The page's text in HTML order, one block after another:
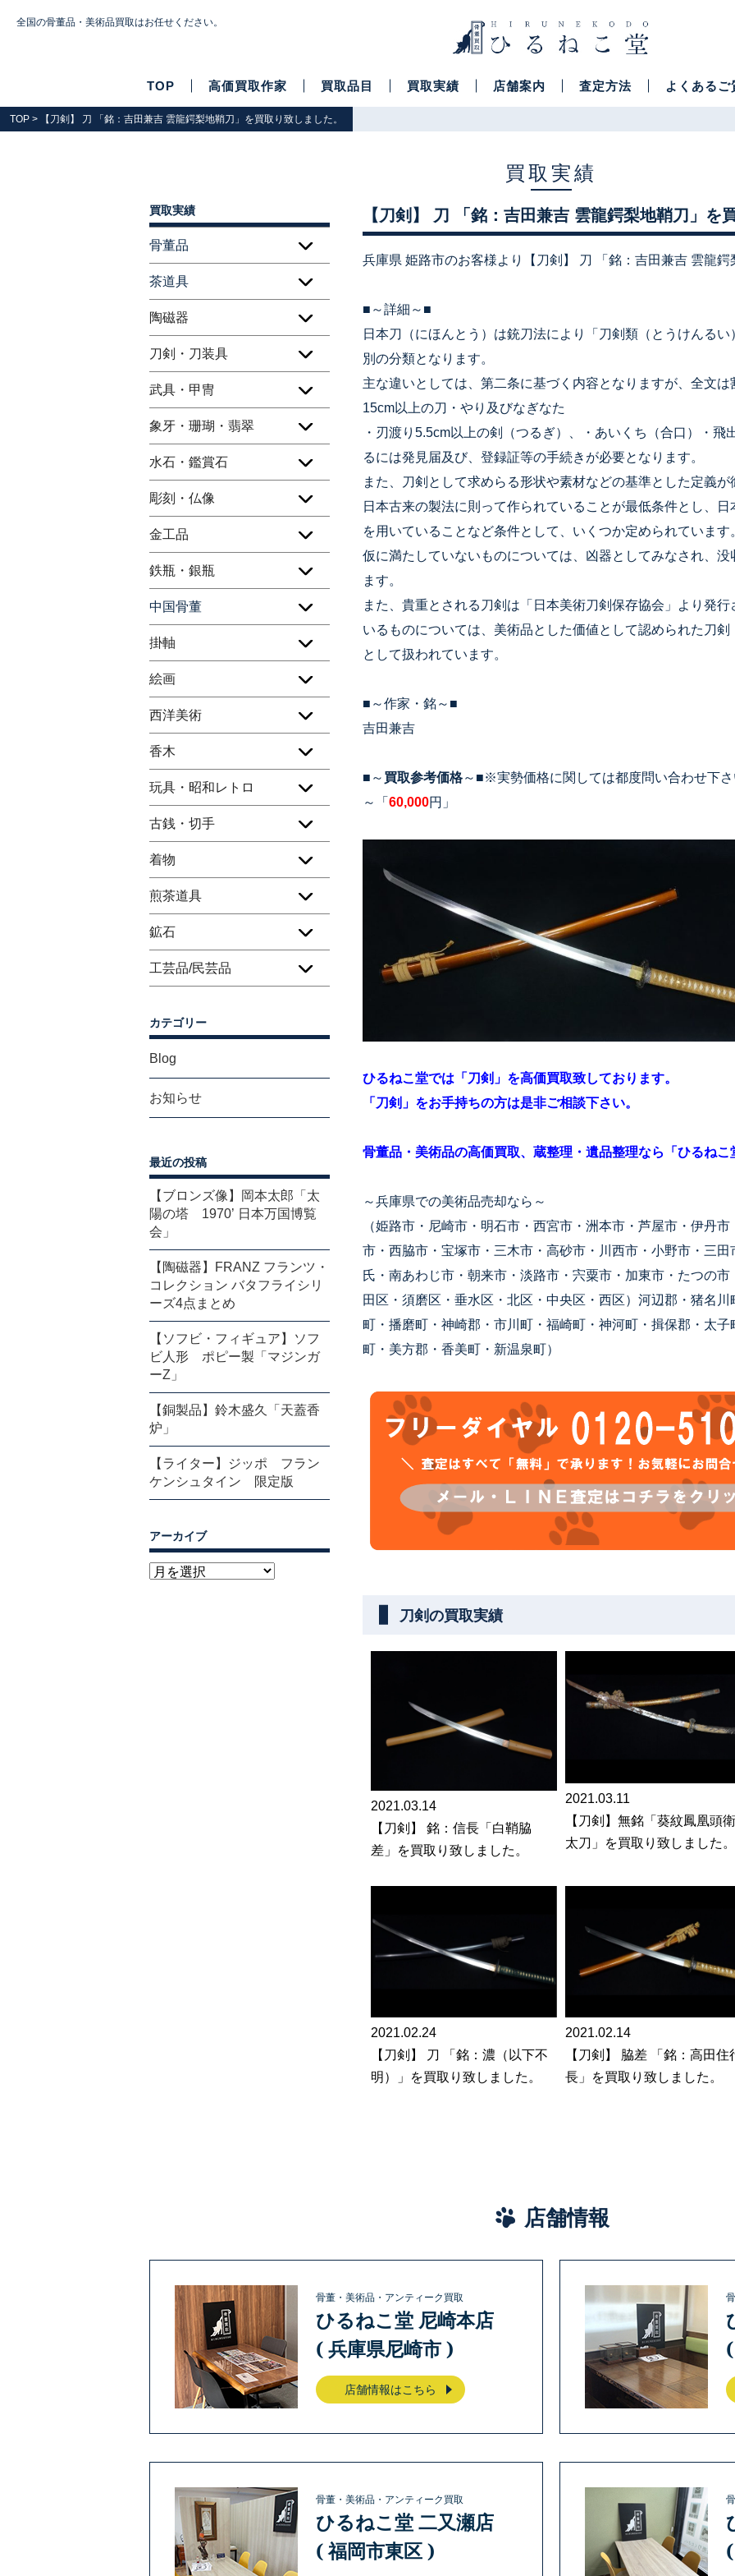
全国の骨董品・美術品買取はお任せください。
TOP 高価買取作家 買取品目 買取実績 店舗案内 査定方法 よくあるご
TOP > 【刀剣】 刀 「銘：吉田兼吉 雲龍鍔梨地鞘刀」を買取り致しました。
買取実績
【刀剣】 刀 「銘：吉田兼吉 雲龍鍔梨地鞘刀」を
兵庫県 姫路市のお客様より【刀剣】 刀 「銘：吉田兼吉 雲龍
■～詳細～■
日本刀（にほんとう）は銃刀法により「刀剣類（とうけんる
別の分類となります。
主な違いとしては、第二条に基づく内容となりますが、全文
15cm以上の刀・やり及びなぎなた
・刃渡り5.5cm以上の剣（つるぎ）、・あいくち（合口）・
るには発見届及び、登録証等の手続きが必要となります。
また、刀剣として求めらる形状や素材などの基準とした定義が
日本古来の製法に則って作られていることが最低条件とし、
を用いていることなど条件として、いくつか定められています
仮に満たしていないものについては、凶器としてみなされ、
ます。
また、貴重とされる刀剣は「日本美術刀剣保存協会」より発
いるものについては、美術品とした価値として認められた刀
として扱われています。
■～作家・銘～■
吉田兼吉
■～ 買取参考価格～■※実勢価格に関しては都度問い合わせ下
～「 60,000円」
ひるねこ堂では「刀剣」を高価買取致しております。
「刀剣」をお手持ちの方は是非ご相談下さい。
骨董品・美術品の高価買取、蔵整理・遺品整理なら「ひるね
～兵庫県での美術品売却なら～
（姫路市・尼崎市・明石市・西宮市・洲本市・芦屋市・伊丹
市・西脇市・宝塚市・三木市・高砂市・川西市・小野市・三
氏・南あわじ市・朝来市・淡路市・宍粟市・加東市・たつの
田区・須磨区・垂水区・北区・中央区・西区）河辺郡・猪名
町・播磨町・神崎郡・市川町・福崎町・神河町・揖保郡・太
町・美方郡・香美町・新温泉町）
刀剣の買取実績
2021.03.14
【刀剣】 銘：信長「白鞘脇
差」を買取り致しました。
2021.03.11
【刀剣】無銘「葵紋鳳凰頭
太刀」を買取り致しました。
2021.02.24
【刀剣】 刀 「銘：濃（以下不
明）」を買取り致しました。
2021.02.14
【刀剣】 脇差 「銘：高田住
長」を買取り致しました。
買取実績
骨董品
茶道具
陶磁器
刀剣・刀装具
武具・甲冑
象牙・珊瑚・翡翠
水石・鑑賞石
彫刻・仏像
金工品
鉄瓶・銀瓶
中国骨董
掛軸
絵画
西洋美術
香木
玩具・昭和レトロ
古銭・切手
着物
煎茶道具
鉱石
工芸品/民芸品
カテゴリー
Blog
お知らせ
最近の投稿
【ブロンズ像】岡本太郎「太
陽の塔 1970’ 日本万国博覧
会」
【陶磁器】FRANZ フランツ・
コレクション バタフライシリ
ーズ4点まとめ
【ソフビ・フィギュア】ソフ
ビ人形 ポピー製「マジンガ
ーZ」
【銅製品】鈴木盛久「天蓋香
炉」
【ライター】ジッポ フラン
ケンシュタイン 限定版
アーカイブ
店舗情報
骨董・美術品・アンティーク買取
ひるねこ堂 尼崎本店
( 兵庫県尼崎市 )
店舗情報はこちら
骨董・美術品・アンティーク買取
ひるねこ堂 二又瀬店
( 福岡市東区 )